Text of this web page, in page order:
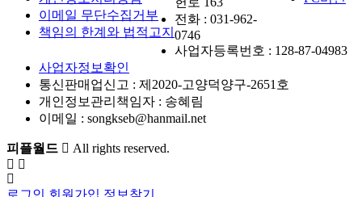
이메일 무단수집거부
책임의 한계와 법적고지
전화 : 031-962-
0746
사업자등록번호 : 128-87-04983
사업자정보확인
통신판매업신고 : 제2020-고양덕양구-2651호
개인정보관리책임자 : 송혜림
이메일 : songkseb@hanmail.net
피플월드 All rights reserved.
로그인 회원가입 정보찾기